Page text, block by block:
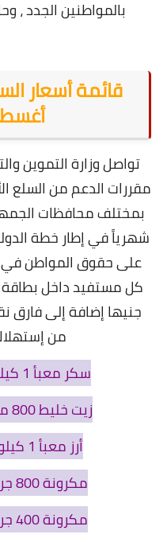
بالمواطنين الجدد
قائمة أسعار
أغسطس
تواصل وزارة التموين
شهرياً في إطار خطة
على حقوق المواطن في
جنيها إضافة إلى فارق
من
سكر معبأ 1 كيلو بسعر 10.5 للكيلو
زيت خليط 800 مللي بسعر 23 جنيها
أرز معبأ 1 كيلو بسعر 10 جنيهات
مكرونة 800 جرام بسعر 10.5 جنيه
مكرونة 400 جرام بسعر 5.25 جنيه